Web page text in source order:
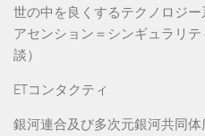
世の中を良くするテクノロジー
アセンション＝シンギュラリ
談）
ETコンタクティ
銀河連合及び多次元銀河共同体